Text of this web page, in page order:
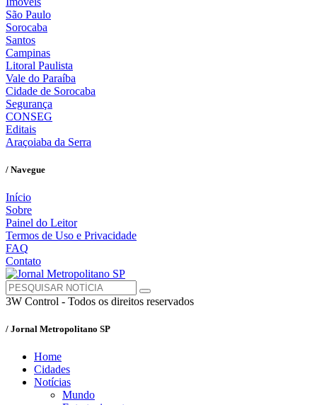
São Paulo
Sorocaba
Santos
Campinas
Litoral Paulista
Vale do Paraíba
Cidade de Sorocaba
Segurança
CONSEG
Editais
Araçoiaba da Serra
/ Navegue
Início
Sobre
Painel do Leitor
Termos de Uso e Privacidade
FAQ
Contato
3W Control - Todos os direitos reservados
/ Jornal Metropolitano SP
Home
Cidades
Notícias
Mundo